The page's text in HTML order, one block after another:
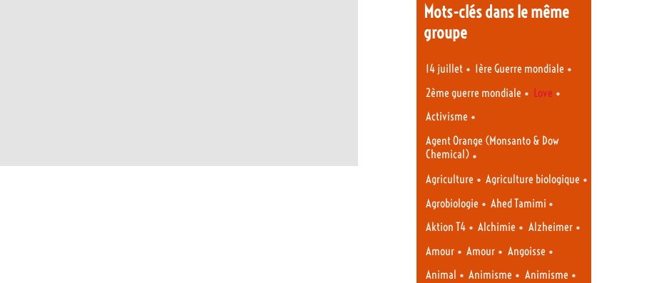
Mots-clés dans le même
groupe
14 juillet • 1ère Guerre mondiale •
2ème guerre mondiale • Love •
Activisme •
Agent Orange (Monsanto & Dow
Chemical) •
Agriculture • Agriculture biologique •
Agrobiologie • Ahed Tamimi •
Aktion T4 • Alchimie • Alzheimer•
Amour • Amour • Angoisse •
Animal • Animisme • Animisme •